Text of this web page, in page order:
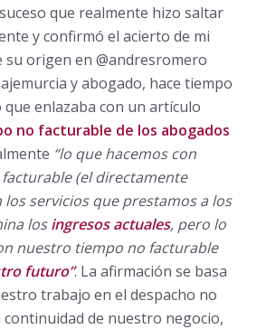
que realmente hizo saltar
y confirmó el acierto de mi
origen en @andresromero
y abogado, hace tiempo
enlazaba con un artículo
no facturable de los abogados
“lo que hacemos con
(el directamente
servicios que prestamos a los
losingresos actuales, pero lo
nuestro tiempo no facturable
futuro”. La afirmación se basa
trabajo en el despacho no
de nuestro negocio,